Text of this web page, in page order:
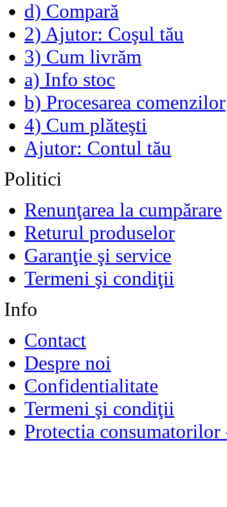
d) Compară
2) Ajutor: Coşul tău
3) Cum livrăm
a) Info stoc
b) Procesarea comenzilor
4) Cum plăteşti
Ajutor: Contul tău
Politici
Renunţarea la cumpărare
Returul produselor
Garanţie şi service
Termeni şi condiţii
Info
Contact
Despre noi
Confidentialitate
Termeni şi condiţii
Protectia